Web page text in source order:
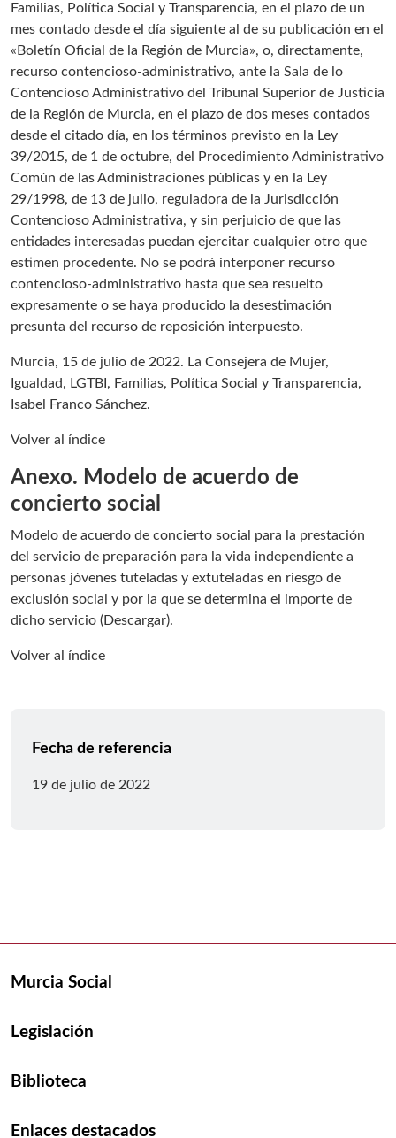
Familias, Política Social y Transparencia, en el plazo de un
mes contado desde el día siguiente al de su publicación en el
«Boletín Oficial de la Región de Murcia», o, directamente,
recurso contencioso-administrativo, ante la Sala de lo
Contencioso Administrativo del Tribunal Superior de Justicia
de la Región de Murcia, en el plazo de dos meses contados
desde el citado día, en los términos previsto en la Ley
39/2015, de 1 de octubre, del Procedimiento Administrativo
Común de las Administraciones públicas y en la Ley
29/1998, de 13 de julio, reguladora de la Jurisdicción
Contencioso Administrativa, y sin perjuicio de que las
entidades interesadas puedan ejercitar cualquier otro que
estimen procedente. No se podrá interponer recurso
contencioso-administrativo hasta que sea resuelto
expresamente o se haya producido la desestimación
presunta del recurso de reposición interpuesto.
Murcia, 15 de julio de 2022. La Consejera de Mujer,
Igualdad, LGTBI, Familias, Política Social y Transparencia,
Isabel Franco Sánchez.
Volver al índice
Anexo. Modelo de acuerdo de
concierto social
Modelo de acuerdo de concierto social para la prestación
del servicio de preparación para la vida independiente a
personas jóvenes tuteladas y extuteladas en riesgo de
exclusión social y por la que se determina el importe de
dicho servicio (Descargar).
Volver al índice
Fecha de referencia
19 de julio de 2022
Murcia Social
Legislación
Biblioteca
Enlaces destacados